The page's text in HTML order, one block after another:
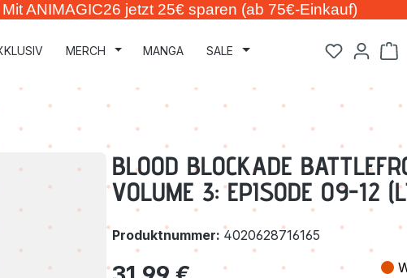
ANIMAGIC26 jetzt 25€ sparen (ab 75€-Einkauf)
MERCH MANGA SALE
BLOOD BLOCKADE
VOLUME 3: EPISODE 09-12
Produktnummer: 4020628716165
Regulärer Preis: